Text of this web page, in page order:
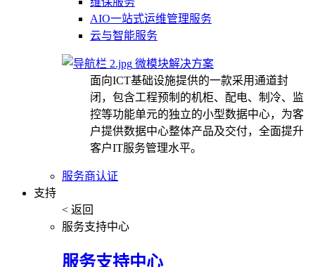
AIO一站式运维管理服务
云与智能服务
微模块解决方案
面向ICT基础设施提供的一款采用通道封
闭，包含工程预制的机柜、配电、制冷、监
控等功能单元的独立的小型数据中心，为客
户提供数据中心整体产品及交付，全面提升
客户IT服务管理水平。
服务商认证
支持
< 返回
服务支持中心
服务支持中心